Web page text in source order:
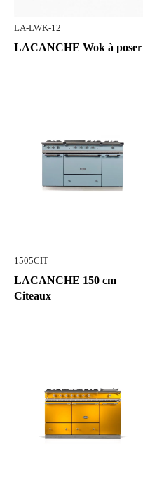
LA-LWK-12
LACANCHE Wok à poser
1505CIT
LACANCHE 150 cm
Citeaux